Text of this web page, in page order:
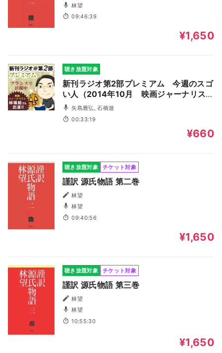
林望
09:46:39
¥1,650
聴き放題対象
新刊ラジオ第2部プレミアム 今週のスゴ
い人（2014年10月 映画ジャーナリスト
林瑞絵さん）
矢島雅弘, 石橋遊
00:33:19
¥660
聴き放題対象 チケット対象
謹訳 源氏物語 第二巻
林望
林望
09:40:56
¥1,650
聴き放題対象 チケット対象
謹訳 源氏物語 第三巻
林望
林望
10:55:30
¥1,650